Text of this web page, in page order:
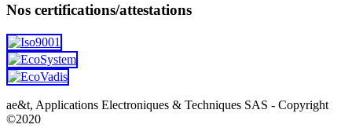
Nos certifications/attestations
ae&t, Applications Electroniques & Techniques SAS - Copyright
©2020